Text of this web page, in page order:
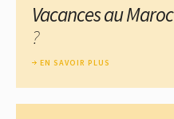
Vacances au Maroc
?
EN SAVOIR PLUS